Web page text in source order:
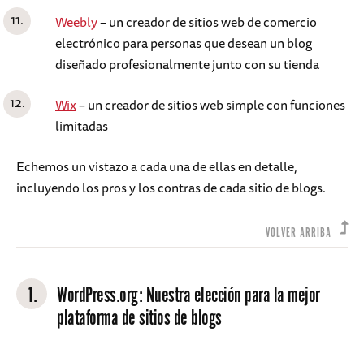
Weebly– un creador de sitios web de comercio
electrónico para personas que desean un blog
diseñado profesionalmente junto con su tienda
Wix– un creador de sitios web simple con funciones
limitadas
Echemos un vistazo a cada una de ellas en detalle,
incluyendo los pros y los contras de cada sitio de blogs.
VOLVER ARRIBA
1. WordPress.org: Nuestra elección para la mejor
plataforma de sitios de blogs